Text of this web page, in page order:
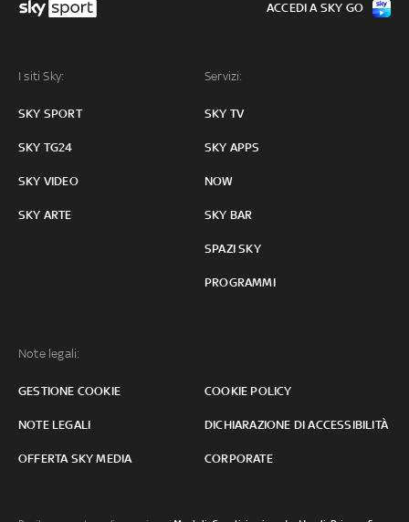
I siti Sky:
SKY SPORT
SKY TG24
SKY VIDEO
SKY ARTE
Servizi:
SKY TV
SKY APPS
NOW
SKY BAR
SPAZI SKY
PROGRAMMI
Note legali:
GESTIONE COOKIE COOKIE POLICY
NOTE LEGALI DICHIARAZIONE DI ACCESSIBILITÀ
OFFERTA SKY MEDIA CORPORATE
ACCEDI A SKY GO